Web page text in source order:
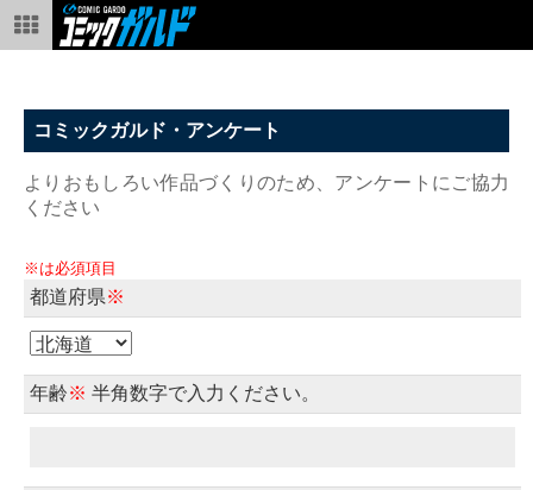
コミックガルド・アンケート
よりおもしろい作品づくりのため、アンケートにご協力
ください
※は必須項目
都道府県※
年齢※ 半角数字で入力ください。